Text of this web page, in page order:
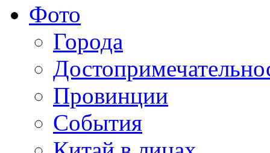
Фото
Города
Провинции
События